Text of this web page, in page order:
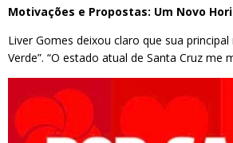
Motivações e Propostas: Um Novo
Liver Gomes deixou claro que sua
Verde”. “O estado atual de Santa Cruz